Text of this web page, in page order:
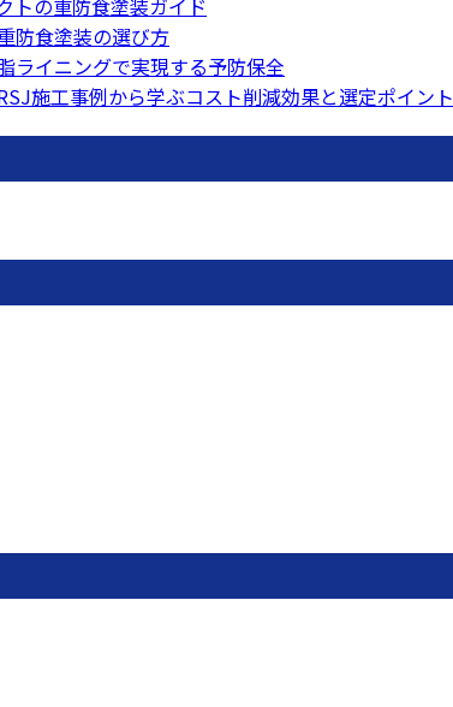
トの重防食塗装ガイド
防食塗装の選び方
ライニングで実現する予防保全
施工事例から学ぶコスト削減効果と選定ポイント